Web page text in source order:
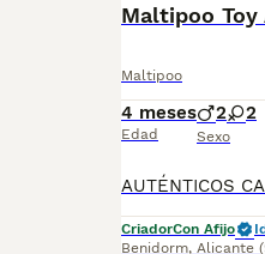
Maltipoo
Maltipoo
4 meses
Edad
2 2
Sexo
CriadorCon Afijo
Benidorm, Alicante